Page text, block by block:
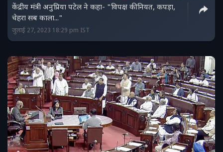
केंद्रीय मंत्री अनुप्रिया पटेल ने कहा- "विपक्ष की नियत, कपड़ा,
चेहरा सब काला..."
जुलाई 27, 2023 18:29 pm IST